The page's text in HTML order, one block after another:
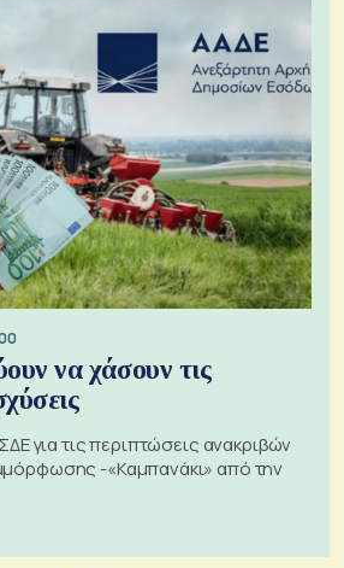
να χάσουν τις
για τις περιπτώσεις ανακριβών
-«Καμπανάκι» από την